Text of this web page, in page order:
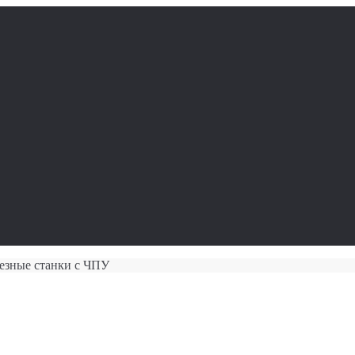
станки с ЧПУ